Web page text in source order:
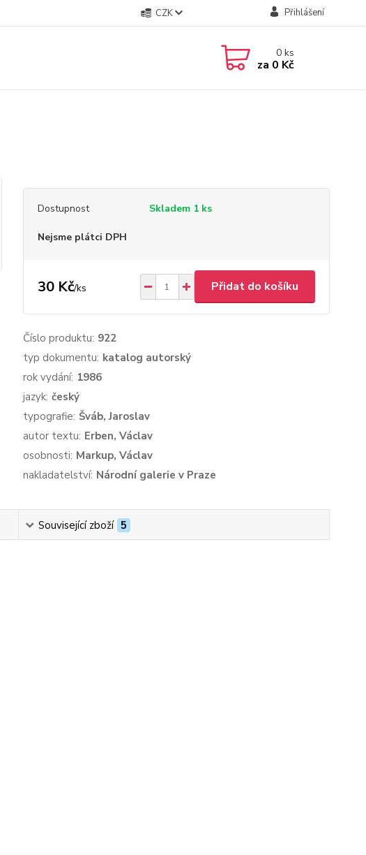
CZK Přihlášení
0ks
za 0 Kč
Dostupnost Skladem 1 ks
Nejsme plátci DPH
30 Kč/ks Přidat do košíku
Číslo produktu: 922
typ dokumentu: katalog autorský
rok vydání: 1986
jazyk: český
typografie: Šváb, Jaroslav
autor textu: Erben, Václav
osobnosti: Markup, Václav
nakladatelství: Národní galerie v Praze
Související zboží 5